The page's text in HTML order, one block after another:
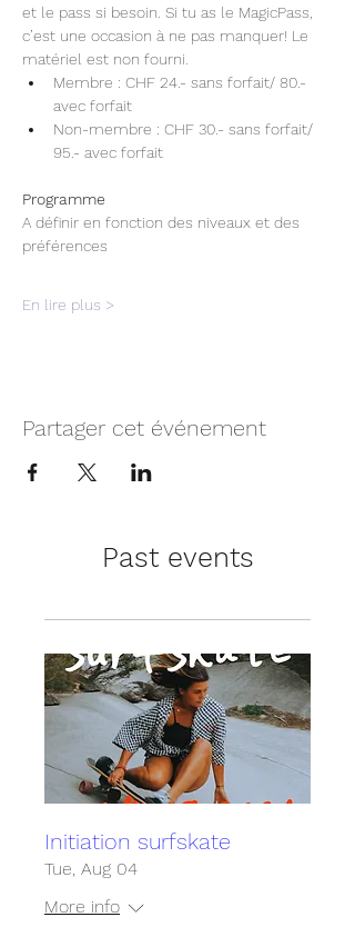
et le pass si besoin. Si tu as le MagicPass,
c’est une occasion à ne pas manquer! Le
matériel est non fourni.
Membre : CHF 24.- sans forfait/ 80.-
avec forfait
Non-membre : CHF 30.- sans forfait/
95.- avec forfait
Programme
A définir en fonction des niveaux et des
préférences
En lire plus >
Partager cet événement
Past events
Initiation surfskate
Tue, Aug 04
More info